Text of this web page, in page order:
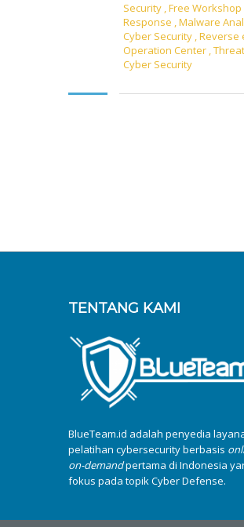
Security ,Free
Response ,Malware
Cyber Security ,Reverse
Operation Center ,
Cyber Security
TENTANG KAMI
BlueTeam.id adalah penyedia
pelatihan cybersecurity berbasis
on-demandpertama di Indonesia
fokus pada topik Cyber Defense.